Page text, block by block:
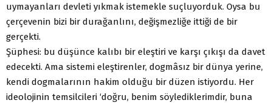
uymayanları devleti yıkmak istemekle suçluyorduk. Oysa bu
çerçevenin bizi bir durağanlını, değişmezliğe ittiği de bir
gerçekti.
Şüphesi: bu düşünce kalıbı bir eleştiri ve karşı çıkışı da davet
edecekti. Ama sistemi eleştirenler, dogmâsız bir dünya yerine,
kendi dogmalarının hakim olduğu bir düzen istiyordu. Her
ideolojinin temsilcileri ‘doğru, benim söylediklerimdir, buna